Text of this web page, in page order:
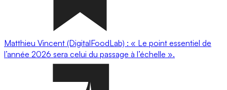
Matthieu Vincent (DigitalFoodLab) : « Le point essentiel de
l’année 2026 sera celui du passage à l’échelle ».